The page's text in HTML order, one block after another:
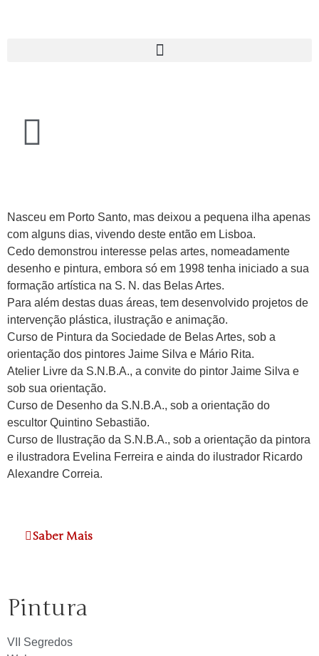
Nasceu em Porto Santo, mas deixou a pequena ilha apenas
com alguns dias, vivendo deste então em Lisboa.
Cedo demonstrou interesse pelas artes, nomeadamente
desenho e pintura, embora só em 1998 tenha iniciado a sua
formação artística na S. N. das Belas Artes.
Para além destas duas áreas, tem desenvolvido projetos de
intervenção plástica, ilustração e animação.
Curso de Pintura da Sociedade de Belas Artes, sob a
orientação dos pintores Jaime Silva e Mário Rita.
Atelier Livre da S.N.B.A., a convite do pintor Jaime Silva e
sob sua orientação.
Curso de Desenho da S.N.B.A., sob a orientação do
escultor Quintino Sebastião.
Curso de Ilustração da S.N.B.A., sob a orientação da pintora
e ilustradora Evelina Ferreira e ainda do ilustrador Ricardo
Alexandre Correia.
Saber Mais
Pintura
VII Segredos